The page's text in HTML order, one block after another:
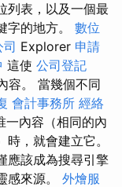
列表，以及一個最
字的地方。 數位
司 Explorer 申請
這使 公司登記
容。 當幾個不同
會計事務所 經絡
一內容（相同的內
，就會建立它。
應該成為搜尋引擎
感來源。 外燴服